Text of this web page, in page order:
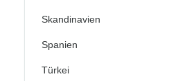
Skandinavien
Spanien
Türkei